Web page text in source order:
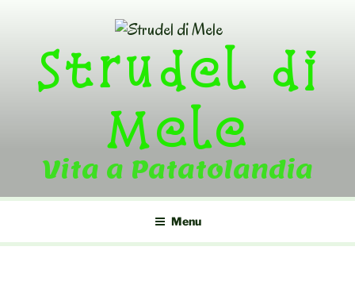
contentStrudel di
Mele
Vita a Patatolandia
Menu